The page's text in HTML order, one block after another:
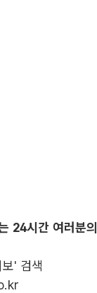
24시간 여러분
' 검색